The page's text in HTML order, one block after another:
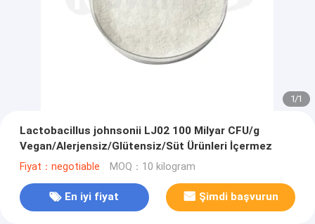
1/1
Lactobacillus johnsonii LJ02 100 Milyar CFU/g
Vegan/Alerjensiz/Glütensiz/Süt Ürünleri İçermez
Fiyat：negotiable MOQ：10 kilogram
En iyi fiyat Şimdi başvurun